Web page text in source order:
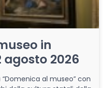
in
2026
al museo” con